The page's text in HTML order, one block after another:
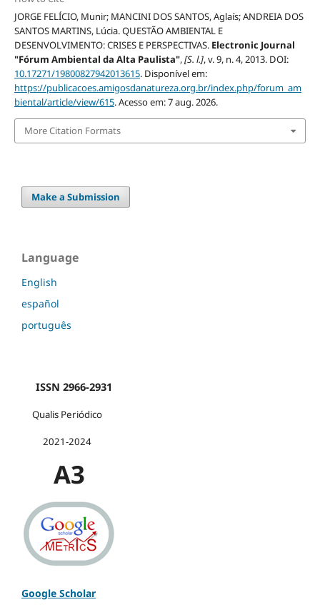
JORGE FELÍCIO, Munir; MANCINI DOS SANTOS, Aglaís; ANDREIA DOS
SANTOS MARTINS, Lúcia. QUESTÃO AMBIENTAL E
DESENVOLVIMENTO: CRISES E PERSPECTIVAS. Electronic Journal
"Fórum Ambiental da Alta Paulista",[S. l.], v. 9, n. 4, 2013. DOI:
10.17271/19800827942013615. Disponível em:
https://publicacoes.amigosdanatureza.org.br/index.php/forum_am
biental/article/view/615. Acesso em: 7 aug. 2026.
More Citation Formats
Make a Submission
Language
English
español
português
ISSN 2966-2931
Qualis Periódico
2021-2024
A3
Google Scholar